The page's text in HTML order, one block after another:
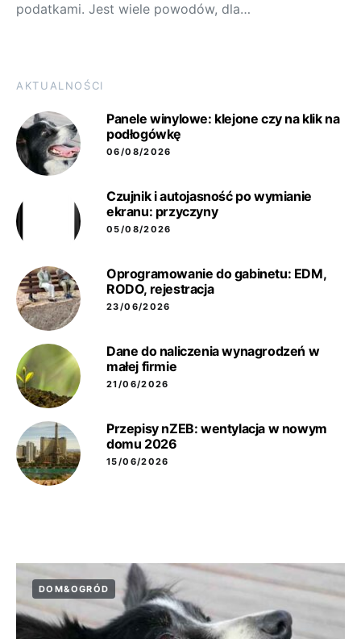
podatkami. Jest wiele powodów, dla…
AKTUALNOŚCI
Panele winylowe: klejone czy na klik na
podłogówkę
06/08/2026
Czujnik i autojasność po wymianie
ekranu: przyczyny
05/08/2026
Oprogramowanie do gabinetu: EDM,
RODO, rejestracja
23/06/2026
Dane do naliczenia wynagrodzeń w
małej firmie
21/06/2026
Przepisy nZEB: wentylacja w nowym
domu 2026
15/06/2026
DOM&OGRÓD